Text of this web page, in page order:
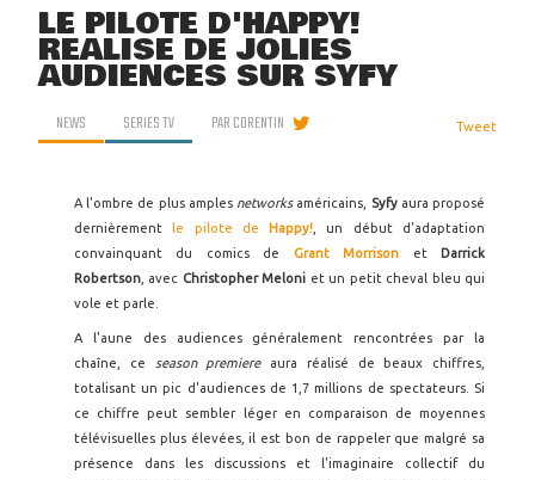
LE PILOTE D'HAPPY!
RÉALISE DE JOLIES
AUDIENCES SUR SYFY
NEWS SERIES TV PARCORENTIN Tweet
A l'ombre de plus amples networksaméricains, Syfyaura proposé
dernièrement le pilote de Happy! , un début d'adaptation
convainquant du comics de Grant Morrison et Darrick
Robertson , avec Christopher Meloni et un petit cheval bleu qui
vole et parle.
A l'aune des audiences généralement rencontrées par la
chaîne, ce
season premiereaura réalisé de beaux chiffres,
totalisant un pic d'audiences de 1,7 millions de spectateurs. Si
ce chiffre peut sembler léger en comparaison de moyennes
télévisuelles plus élevées, il est bon de rappeler que malgré sa
présence dans les discussions et l'imaginaire collectif du